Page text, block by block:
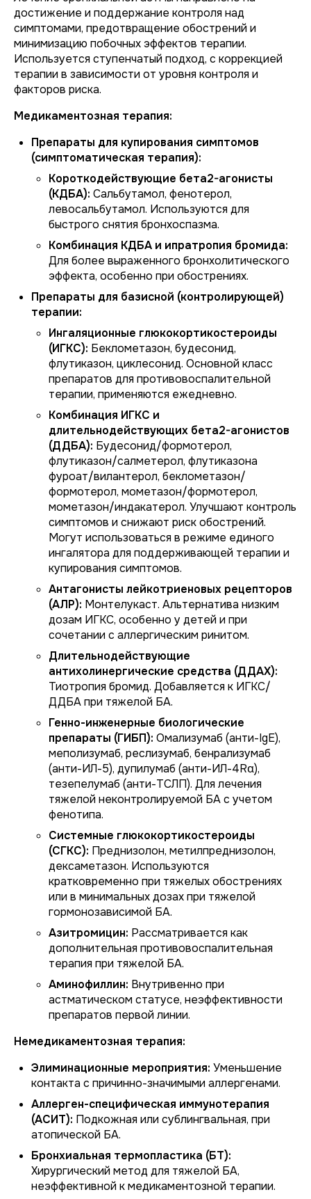
достижение и поддержание контроля над
симптомами, предотвращение обострений и
минимизацию побочных эффектов терапии.
Используется ступенчатый подход, с коррекцией
терапии в зависимости от уровня контроля и
факторов риска.
Медикаментозная терапия:
Препараты для купирования симптомов
(симптоматическая терапия):
Короткодействующие бета2-агонисты
(КДБА): Сальбутамол, фенотерол,
левосальбутамол. Используются для
быстрого снятия бронхоспазма.
Комбинация КДБА и ипратропия бромида:
Для более выраженного бронхолитического
эффекта, особенно при обострениях.
Препараты для базисной (контролирующей)
терапии:
Ингаляционные глюкокортикостероиды
(ИГКС): Беклометазон, будесонид,
флутиказон, циклесонид. Основной класс
препаратов для противовоспалительной
терапии, применяются ежедневно.
Комбинация ИГКС и
длительнодействующих бета2-агонистов
(ДДБА): Будесонид/формотерол,
флутиказон/салметерол, флутиказона
фуроат/вилантерол, беклометазон/
формотерол, мометазон/формотерол,
мометазон/индакатерол. Улучшают контроль
симптомов и снижают риск обострений.
Могут использоваться в режиме единого
ингалятора для поддерживающей терапии и
купирования симптомов.
Антагонисты лейкотриеновых рецепторов
(АЛР): Монтелукаст. Альтернатива низким
дозам ИГКС, особенно у детей и при
сочетании с аллергическим ринитом.
Длительнодействующие
антихолинергические средства (ДДАХ):
Тиотропия бромид. Добавляется к ИГКС/
ДДБА при тяжелой БА.
Генно-инженерные биологические
препараты (ГИБП): Омализумаб (анти-IgE),
меполизумаб, реслизумаб, бенрализумаб
(анти-ИЛ-5), дупилумаб (анти-ИЛ-4Rα),
тезепелумаб (анти-ТСЛП). Для лечения
тяжелой неконтролируемой БА с учетом
фенотипа.
Системные глюкокортикостероиды
(СГКС): Преднизолон, метилпреднизолон,
дексаметазон. Используются
кратковременно при тяжелых обострениях
или в минимальных дозах при тяжелой
гормонозависимой БА.
Азитромицин: Рассматривается как
дополнительная противовоспалительная
терапия при тяжелой БА.
Аминофиллин: Внутривенно при
астматическом статусе, неэффективности
препаратов первой линии.
Немедикаментозная терапия:
Элиминационные мероприятия: Уменьшение
контакта с причинно-значимыми аллергенами.
Аллерген-специфическая иммунотерапия
(АСИТ): Подкожная или сублингвальная, при
атопической БА.
Бронхиальная термопластика (БТ):
Хирургический метод для тяжелой БА,
неэффективной к медикаментозной терапии.